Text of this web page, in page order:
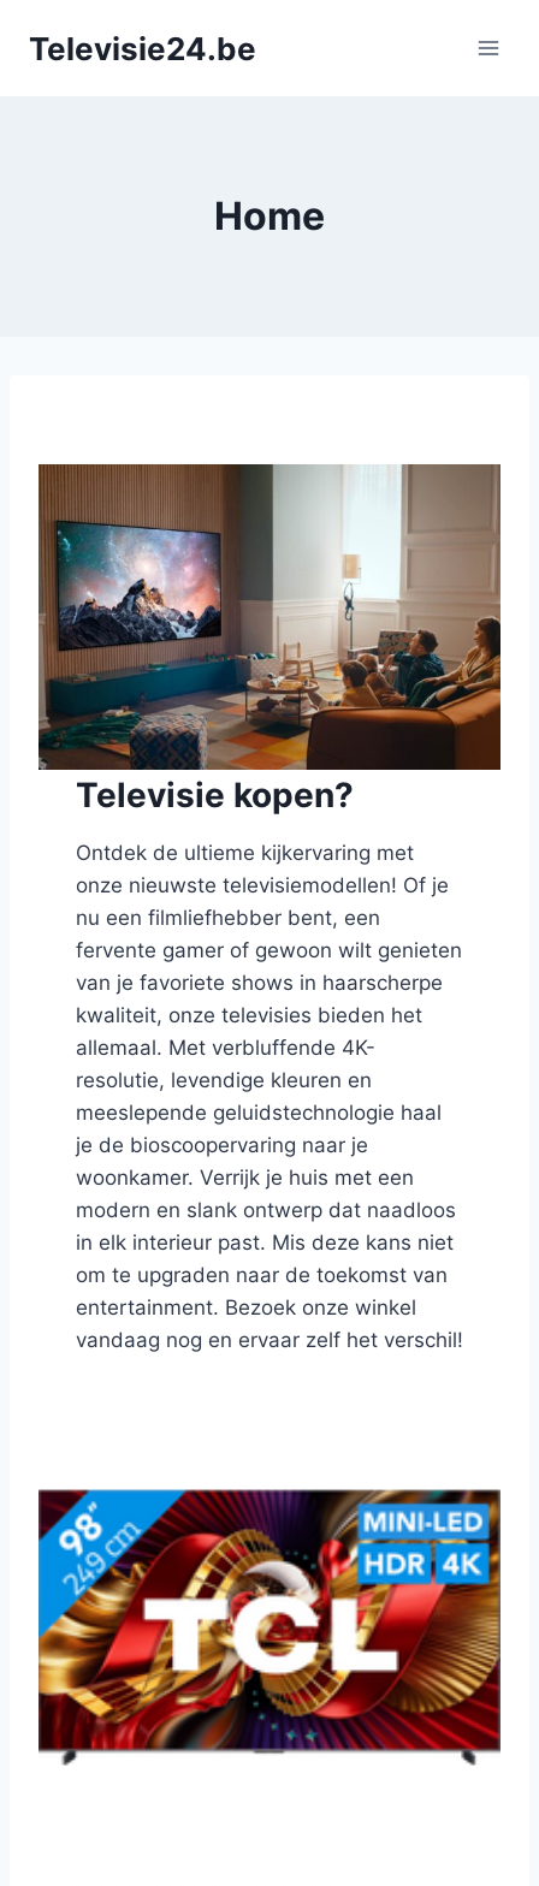
naarTelevisie24.be
Home
Televisie kopen?
Ontdek de ultieme kijkervaring met
onze nieuwste televisiemodellen! Of je
nu een filmliefhebber bent, een
fervente gamer of gewoon wilt genieten
van je favoriete shows in haarscherpe
kwaliteit, onze televisies bieden het
allemaal. Met verbluffende 4K-
resolutie, levendige kleuren en
meeslepende geluidstechnologie haal
je de bioscoopervaring naar je
woonkamer. Verrijk je huis met een
modern en slank ontwerp dat naadloos
in elk interieur past. Mis deze kans niet
om te upgraden naar de toekomst van
entertainment. Bezoek onze winkel
vandaag nog en ervaar zelf het verschil!